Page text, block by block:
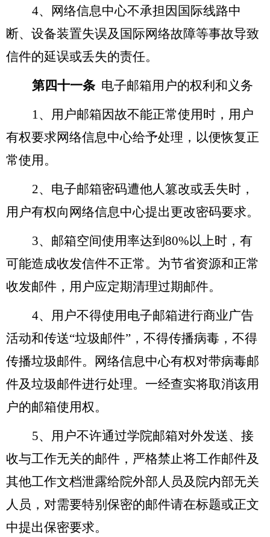
4、网络信息中心不承担因国际线路中
断、设备装置失误及国际网络故障等事故导致
信件的延误或丢失的责任。
第四十一条 电子邮箱用户的权利和义务
1、用户邮箱因故不能正常使用时，用户
有权要求网络信息中心给予处理，以便恢复正
常使用。
2、电子邮箱密码遭他人篡改或丢失时，
用户有权向网络信息中心提出更改密码要求。
3、邮箱空间使用率达到80%以上时，有
可能造成收发信件不正常。为节省资源和正常
收发邮件，用户应定期清理过期邮件。
4、用户不得使用电子邮箱进行商业广告
活动和传送“垃圾邮件”，不得传播病毒，不得
传播垃圾邮件。网络信息中心有权对带病毒邮
件及垃圾邮件进行处理。一经查实将取消该用
户的邮箱使用权。
5、用户不许通过学院邮箱对外发送、接
收与工作无关的邮件，严格禁止将工作邮件及
其他工作文档泄露给院外部人员及院内部无关
人员，对需要特别保密的邮件请在标题或正文
中提出保密要求。